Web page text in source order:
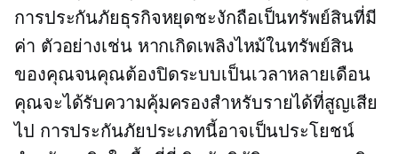
การประกันภัยธุรกิจหยุดชะงักถือเป็นทรัพย์สินที่มี
ค่า ตัวอย่างเช่น หากเกิดเพลิงไหม้ในทรัพย์สิน
ของคุณจนคุณต้องปิดระบบเป็นเวลาหลายเดือน
คุณจะได้รับความคุ้มครองสำหรับรายได้ที่สูญเสีย
ไป การประกันภัยประเภทนี้อาจเป็นประโยชน์